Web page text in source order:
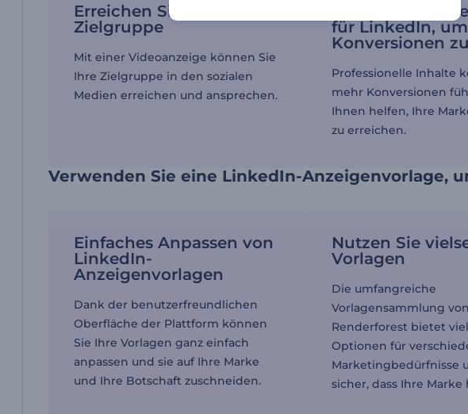
Erreichen Sie Ihre
Zielgruppe
Mit einer Videoanzeige können Sie
Ihre Zielgruppe in den sozialen
Medien erreichen und ansprechen.
Verwenden Sie
für LinkedIn, um
Konversionen
Professionelle Inhalte
mehr Konversionen
Ihnen helfen, Ihre
zu erreichen.
Verwenden Sie eine LinkedIn-Anzeigenvorlage,
Einfaches Anpassen von
LinkedIn-
Anzeigenvorlagen
Dank der benutzerfreundlichen
Oberfläche der Plattform können
Sie Ihre Vorlagen ganz einfach
anpassen und sie auf Ihre Marke
und Ihre Botschaft zuschneiden.
Nutzen Sie
Vorlagen
Die umfangreiche
Vorlagensammlung von
Renderforest bietet
Optionen für
Marketingbedürfnisse
sicher, dass Ihre Marke